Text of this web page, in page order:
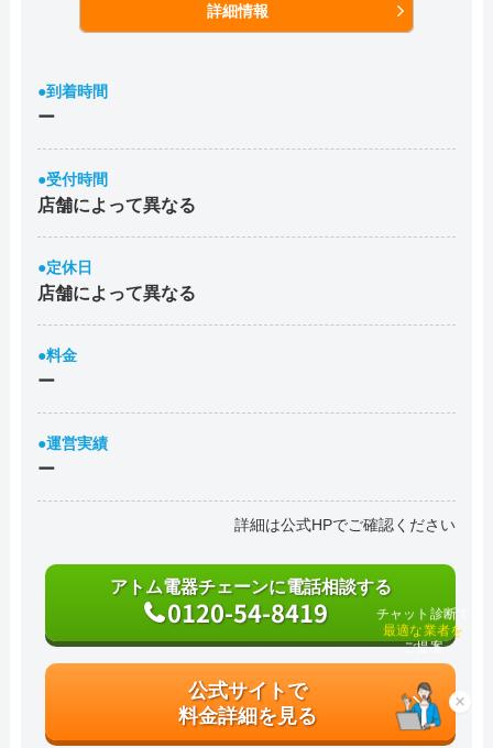
詳細情報
●到着時間
ー
●受付時間
店舗によって異なる
●定休日
店舗によって異なる
●料金
ー
●運営実績
ー
詳細は公式HPでご確認ください
アトム電器チェーンに電話相談する
0120-54-8419
公式サイトで
料金詳細を見る
×
チャット診断で
最適な業者を